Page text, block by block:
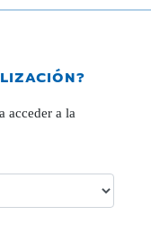
acceder a la